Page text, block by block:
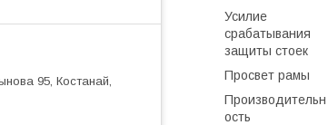
Усилие
срабатывания
защиты стоек
Просвет рамы
Производительн
ость
95, Костанай,